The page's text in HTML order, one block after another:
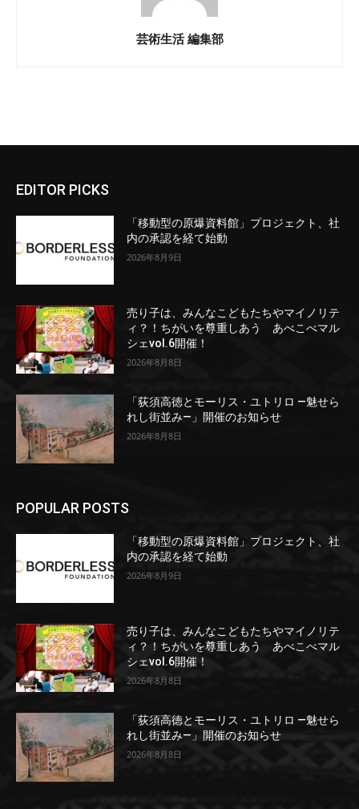
芸術生活 編集部
EDITOR PICKS
「移動型の原爆資料館」プロジェクト、社
内の承認を経て始動
2026年8月9日
売り子は、みんなこどもたちやマイノリテ
ィ？！ちがいを尊重しあう あべこべマル
シェvol.6開催！
2026年8月8日
「荻須高徳とモーリス・ユトリロ ―魅せら
れし街並み―」開催のお知らせ
2026年8月8日
POPULAR POSTS
「移動型の原爆資料館」プロジェクト、社
内の承認を経て始動
2026年8月9日
売り子は、みんなこどもたちやマイノリテ
ィ？！ちがいを尊重しあう あべこべマル
シェvol.6開催！
2026年8月8日
「荻須高徳とモーリス・ユトリロ ―魅せら
れし街並み―」開催のお知らせ
2026年8月8日